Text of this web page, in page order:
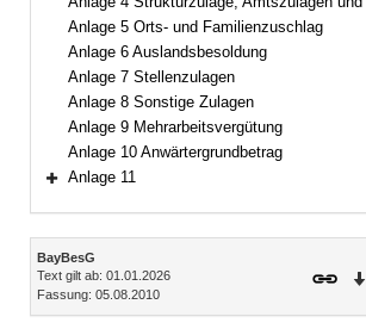
Anlage 5 Orts- und Familienzuschlag
Anlage 6 Auslandsbesoldung
Anlage 7 Stellenzulagen
Anlage 8 Sonstige Zulagen
Anlage 9 Mehrarbeitsvergütung
Anlage 10 Anwärtergrundbetrag
Anlage 11
Inhalt
BayBesG
Text gilt ab: 01.01.2026
Fassung: 05.08.2010